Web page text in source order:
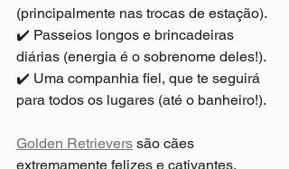
(principalmente nas trocas de estação).
✔️ Passeios longos e brincadeiras
diárias (energia é o sobrenome deles!).
✔️ Uma companhia fiel, que te seguirá
para todos os lugares (até o banheiro!).
Golden Retrievers são cães
extremamente felizes e cativantes,